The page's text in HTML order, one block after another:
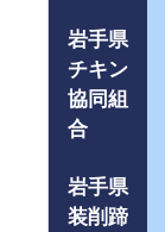
岩手県
チキン
協同組
合
岩手県
装削蹄